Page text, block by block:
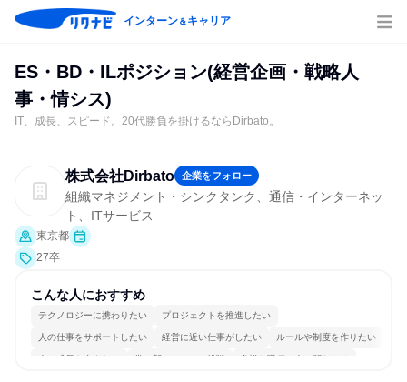
インターン＆キャリア
ES・BD・ILポジション(経営企画・戦略人
事・情シス)
IT、成長、スピード。20代勝負を掛けるならDirbato。
株式会社Dirbato 企業をフォロー
組織マネジメント・シンクタンク、通信・インターネッ
ト、ITサービス
東京都
27卒
こんな人におすすめ
テクノロジーに携わりたい プロジェクトを推進したい
人の仕事をサポートしたい 経営に近い仕事がしたい ルールや制度を作りたい
人の成長を支えたい 常に新しいものに挑戦 多様な職種の人と関われる